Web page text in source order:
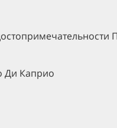
Ди Каприо